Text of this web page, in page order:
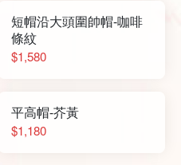
短帽沿大頭圍帥帽-咖啡
條紋
$1,580
平高帽-芥黃
$1,180